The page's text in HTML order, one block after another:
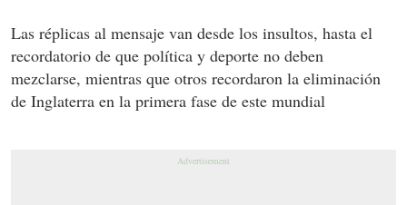
Las réplicas al mensaje van desde los insultos, hasta el
recordatorio de que política y deporte no deben
mezclarse, mientras que otros recordaron la eliminación
de Inglaterra en la primera fase de este mundial